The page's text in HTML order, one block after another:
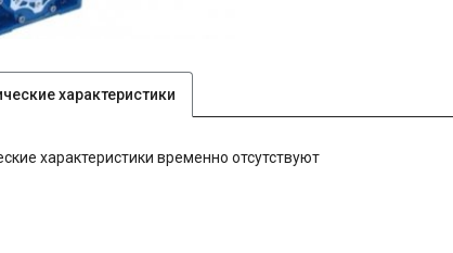
характеристики
характеристики временно отсутствуют